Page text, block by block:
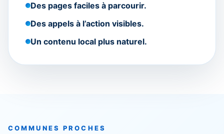
Des pages faciles à parcourir.
Des appels à l’action visibles.
Un contenu local plus naturel.
COMMUNES PROCHES